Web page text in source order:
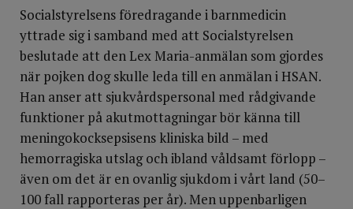
Socialstyrelsens föredragande i barnmedicin
yttrade sig i samband med att Socialstyrelsen
beslutade att den Lex Maria-anmälan som gjordes
när pojken dog skulle leda till en anmälan i HSAN.
Han anser att sjukvårdspersonal med rådgivande
funktioner på akutmottagningar bör känna till
meningokocksepsisens kliniska bild – med
hemorragiska utslag och ibland våldsamt förlopp –
även om det är en ovanlig sjukdom i vårt land (50–
100 fall rapporteras per år). Men uppenbarligen